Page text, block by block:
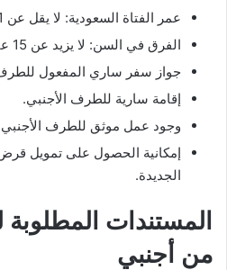
عمر الفتاة السعودية: لا يقل عن 21 عاماً.
الفرق في السن: لا يزيد عن 15 عاماً بين الطرفين.
جواز سفر ساري المفعول
إقامة سارية للطرف الأجنبي.
وجود عمل موثق للطرف الأجنبي
إمكانية الحصول على تمويل
الجديدة.
المستندات المطلوبة
من أجنبي